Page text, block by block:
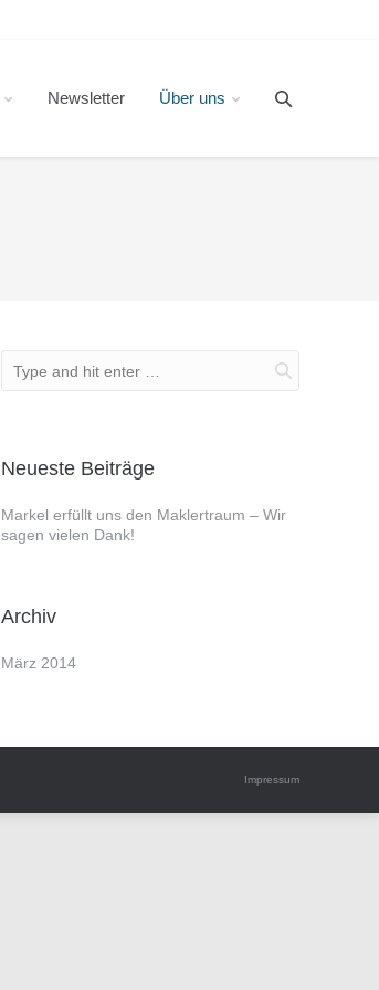
Newsletter Über uns
Neueste Beiträge
Markel erfüllt uns den Maklertraum – Wir
sagen vielen Dank!
Archiv
März 2014
Impressum